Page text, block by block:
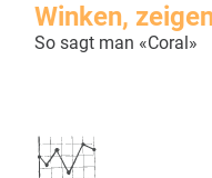
Winken,
So sagt man «Coral»